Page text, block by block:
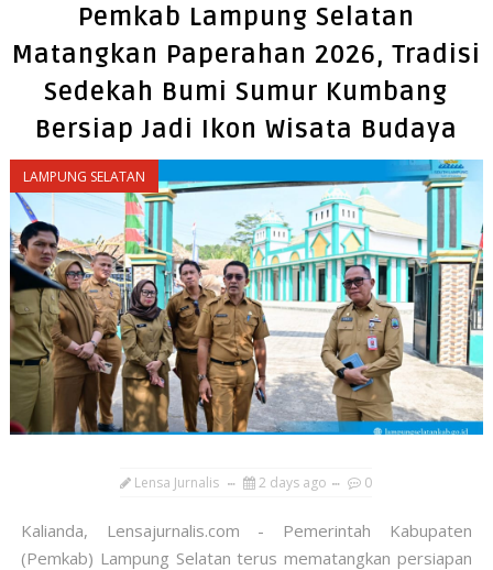
Pemkab Lampung Selatan
Matangkan Paperahan 2026, Tradisi
Sedekah Bumi Sumur Kumbang
Bersiap Jadi Ikon Wisata Budaya
LAMPUNG SELATAN
Lensa Jurnalis 2 days ago 0
Kalianda, Lensajurnalis.com - Pemerintah Kabupaten
(Pemkab) Lampung Selatan terus mematangkan persiapan